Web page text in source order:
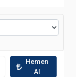
Hemen
Al